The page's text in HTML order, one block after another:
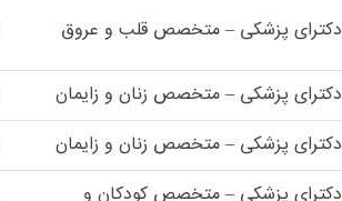
دکترای پزشکی – متخصص قلب و عروق
دکترای پزشکی – متخصص زنان و زایمان
دکترای پزشکی – متخصص زنان و زایمان
دکترای پزشکی – متخصص کودکان و